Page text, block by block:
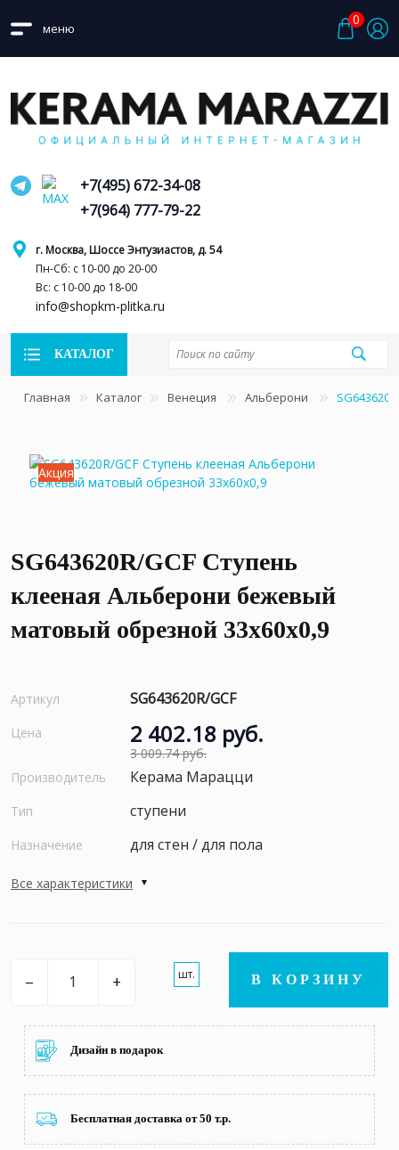
меню
0
г. Москва, Шоссе Энтузиастов, д. 54
Пн-Сб: с 10-00 до 20-00
Вс: с 10-00 до 18-00
info@shopkm-plitka.ru
+7(495) 672-34-08
+7(964) 777-79-22
КАТАЛОГ
Главная Каталог Венеция Альберони
Акция
SG643620R/GCF Ступень
клееная Альберони бежевый
матовый обрезной 33x60x0,9
Артикул SG643620R/GCF
Цена 2 402.18 руб.
3 009.74 руб.
Производитель
Керама Марацци
Тип ступени
Назначение для стен / для пола
Все характеристики
– + шт. В КОРЗИНУ
Дизайн в подарок
Бесплатная доставка от 50 т.р.